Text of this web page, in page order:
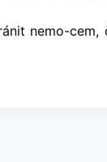
nemo-cem,